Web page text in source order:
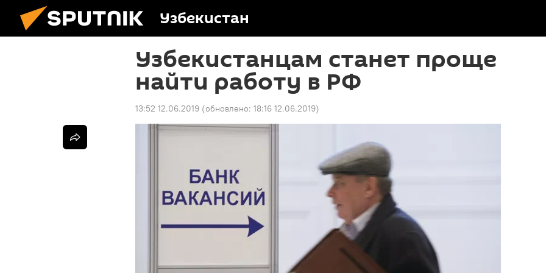
Узбекистан
Узбекистанцам станет проще
найти работу в РФ
13:52 12.06.2019 (обновлено: 18:16 12.06.2019)